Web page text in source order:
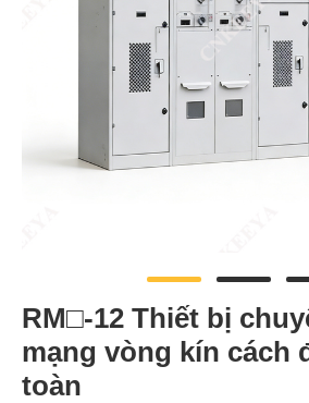
RM□-12 Thiết bị
mạng vòng kín cách
toàn